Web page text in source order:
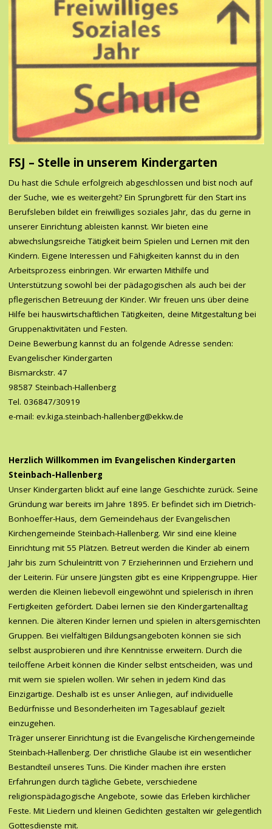
FSJ – Stelle in unserem Kindergarten
Du hast die Schule erfolgreich abgeschlossen und bist noch auf
der Suche, wie es weitergeht? Ein Sprungbrett für den Start ins
Berufsleben bildet ein freiwilliges soziales Jahr, das du gerne in
unserer Einrichtung ableisten kannst. Wir bieten eine
abwechslungsreiche Tätigkeit beim Spielen und Lernen mit den
Kindern. Eigene Interessen und Fähigkeiten kannst du in den
Arbeitsprozess einbringen. Wir erwarten Mithilfe und
Unterstützung sowohl bei der pädagogischen als auch bei der
pflegerischen Betreuung der Kinder. Wir freuen uns über deine
Hilfe bei hauswirtschaftlichen Tätigkeiten, deine Mitgestaltung bei
Gruppenaktivitäten und Festen.
Deine Bewerbung kannst du an folgende Adresse senden:
Evangelischer Kindergarten
Bismarckstr. 47
98587 Steinbach-Hallenberg
Tel. 036847/30919
e-mail: ev.kiga.steinbach-hallenberg@ekkw.de
Herzlich Willkommen im Evangelischen Kindergarten
Steinbach-Hallenberg
Unser Kindergarten blickt auf eine lange Geschichte zurück. Seine
Gründung war bereits im Jahre 1895. Er befindet sich im Dietrich-
Bonhoeffer-Haus, dem Gemeindehaus der Evangelischen
Kirchengemeinde Steinbach-Hallenberg. Wir sind eine kleine
Einrichtung mit 55 Plätzen. Betreut werden die Kinder ab einem
Jahr bis zum Schuleintritt von 7 Erzieherinnen und Erziehern und
der Leiterin. Für unsere Jüngsten gibt es eine Krippengruppe. Hier
werden die Kleinen liebevoll eingewöhnt und spielerisch in ihren
Fertigkeiten gefördert. Dabei lernen sie den Kindergartenalltag
kennen. Die älteren Kinder lernen und spielen in altersgemischten
Gruppen. Bei vielfältigen Bildungsangeboten können sie sich
selbst ausprobieren und ihre Kenntnisse erweitern. Durch die
teiloffene Arbeit können die Kinder selbst entscheiden, was und
mit wem sie spielen wollen. Wir sehen in jedem Kind das
Einzigartige. Deshalb ist es unser Anliegen, auf individuelle
Bedürfnisse und Besonderheiten im Tagesablauf gezielt
einzugehen.
Träger unserer Einrichtung ist die Evangelische Kirchengemeinde
Steinbach-Hallenberg. Der christliche Glaube ist ein wesentlicher
Bestandteil unseres Tuns. Die Kinder machen ihre ersten
Erfahrungen durch tägliche Gebete, verschiedene
religionspädagogische Angebote, sowie das Erleben kirchlicher
Feste. Mit Liedern und kleinen Gedichten gestalten wir gelegentlich
Gottesdienste mit.